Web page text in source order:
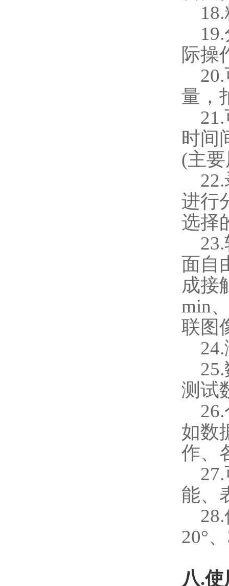
18.
19.
际操
20.
量，
21.
时间
(主
22.
进行
选择
23.
面自
成接
min
联图
24.
25.
测试
26.
如数
作、
27.
能、
28.
20°、
八.使